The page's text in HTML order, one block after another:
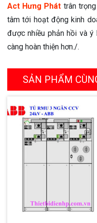
Act Hưng Phát trân
tâm tới hoạt động kinh
được nhiều phản hồi và
càng hoàn thiện hơn./.
SẢN PHẨM